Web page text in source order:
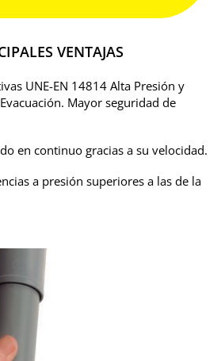
VENTAJAS
UNE-EN 14814 Alta Presión y
Mayor seguridad de
en continuo gracias a su velocidad.
a presión superiores a las de la